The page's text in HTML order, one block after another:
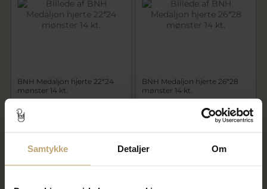
Samtykke Detaljer Om
BNH Medaljon hjerte 22*24
mønster 14 kt.
8.940,00 kr
7.152,00 kr
BNH Medaljon hjerte 26*28
mønster 14 kt.